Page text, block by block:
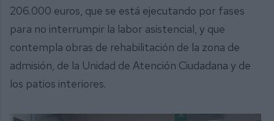
206.000 euros, que se está ejecutando por fases
para no interrumpir la labor asistencial, y que
contempla obras de rehabilitación de la zona de
admisión, de la Unidad de Atención Ciudadana y de
los patios interiores.